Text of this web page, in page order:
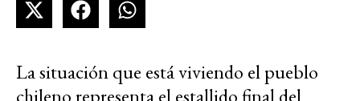
La situación que está viviendo el pueblo
chileno representa el estallido final del